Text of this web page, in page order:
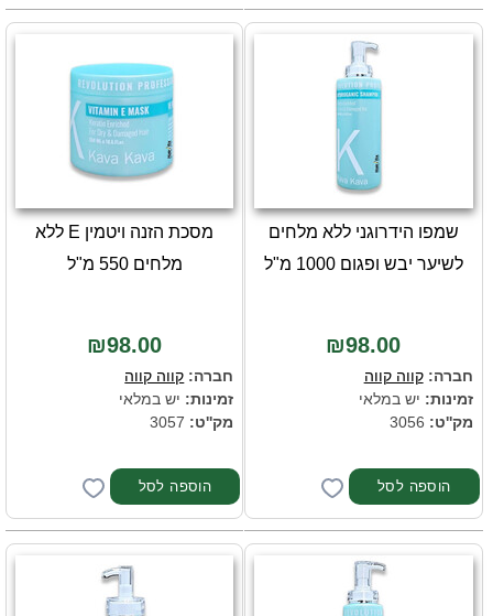
שמפו הידרוגני ללא מלחים
לשיער יבש ופגום 1000 מ"ל
₪98.00
חברה:קווה קווה
זמינות: יש במלאי
מק''ט:
מסכת הזנה ויטמין E ללא
מלחים 550 מ"ל
₪98.00
חברה: קווה קווה
זמינות: יש במלאי
מק''ט: